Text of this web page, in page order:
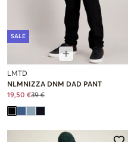
SALE
LMTD
NLMNIZZA DNM DAD PANT
19,50 €39 €